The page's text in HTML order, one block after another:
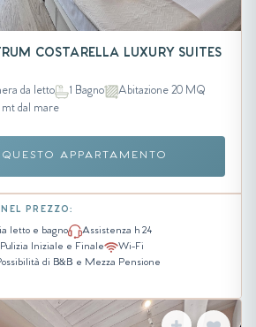
COSTARELLA LUXURY SUITES
da letto 1 Bagno
Abitazione 20 MQ
mt dal mare
APPARTAMENTO
PREZZO:
letto e bagno
Assistenza h 24
Pulizia Iniziale e Finale
Wi-Fi
di B&B e Mezza Pensione